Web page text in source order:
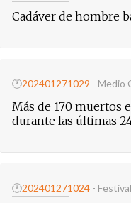
Cadáver de hombre
🕐202401271029 - Medio
Más de 170 muertos
durante las últimas
🕐202401271024 -